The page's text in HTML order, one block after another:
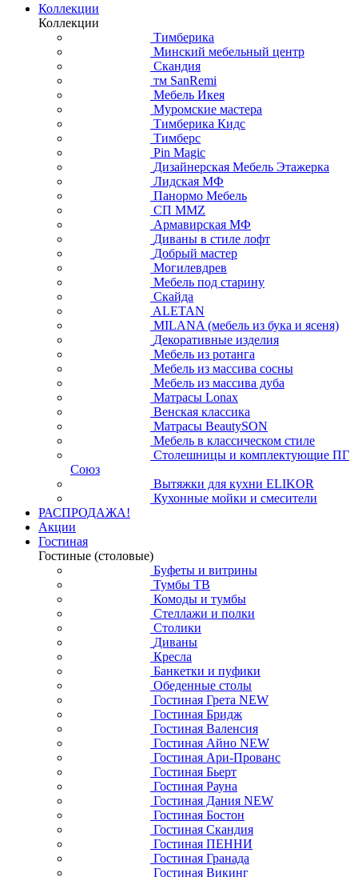
Коллекции
Коллекции
Тимберика
Минский мебельный центр
Скандия
тм SanRemi
Мебель Икея
Муромские мастера
Тимберика Кидс
Тимберс
Pin Magic
Дизайнерская Мебель Этажерка
Лидская МФ
Панормо Мебель
СП ММZ
Армавирская МФ
Диваны в стиле лофт
Добрый мастер
Могилевдрев
Мебель под старину
Скайда
ALETAN
MILANA (мебель из бука и ясеня)
Декоративные изделия
Мебель из ротанга
Мебель из массива сосны
Мебель из массива дуба
Матрасы Lonax
Венская классика
Матрасы BeautySON
Мебель в классическом стиле
Столешницы и комплектующие ПГ
Союз
Вытяжки для кухни ELIKOR
Кухонные мойки и смесители
РАСПРОДАЖА!
Акции
Гостиная
Гостиные (столовые)
Буфеты и витрины
Тумбы ТВ
Комоды и тумбы
Стеллажи и полки
Столики
Диваны
Кресла
Банкетки и пуфики
Обеденные столы
Гостиная Грета NEW
Гостиная Бридж
Гостиная Валенсия
Гостиная Айно NEW
Гостиная Ари-Прованс
Гостиная Бьерт
Гостиная Рауна
Гостиная Дания NEW
Гостиная Бостон
Гостиная Скандия
Гостиная ПЕННИ
Гостиная Гранада
Гостиная Викинг